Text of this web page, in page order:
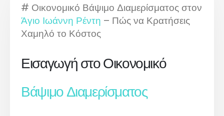
# Οικονομικό Βάψιμο Διαμερίσματος στον
Άγιο Ιωάννη Ρέντη – Πώς να Κρατήσεις
Χαμηλό το Κόστος
Εισαγωγή στο Οικονομικό
Βάψιμο Διαμερίσματος